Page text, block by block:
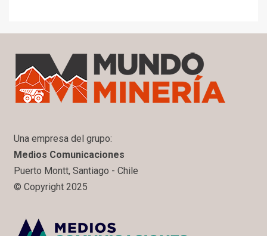
Una empresa del grupo:
Medios Comunicaciones
Puerto Montt, Santiago - Chile
© Copyright 2025